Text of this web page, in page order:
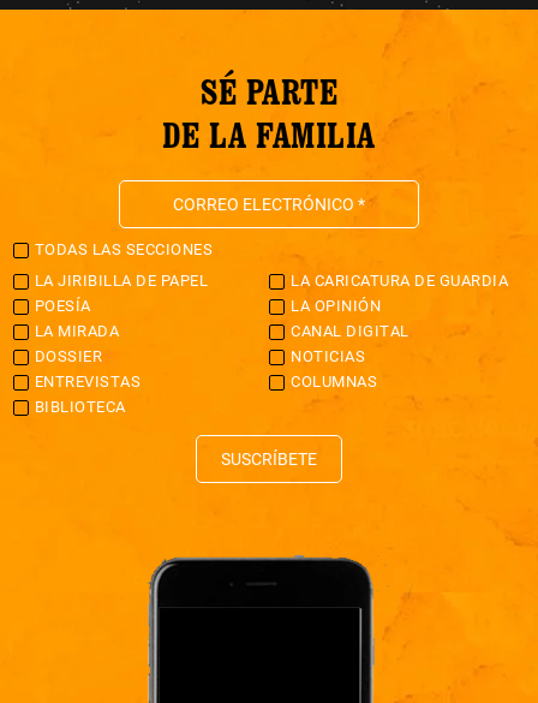
SÉ PARTE
DE LA FAMILIA
TODAS LAS SECCIONES
LA JIRIBILLA DE PAPEL
LA CARICATURA DE GUARDIA
POESÍA
LA OPINIÓN
LA MIRADA
CANAL DIGITAL
DOSSIER
NOTICIAS
ENTREVISTAS
COLUMNAS
BIBLIOTECA
SUSCRÍBETE